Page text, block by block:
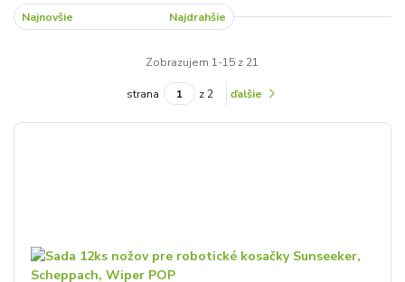
Najnovšie Najdrahšie
Zobrazujem 1-15 z 21
strana z 2 ďalšie